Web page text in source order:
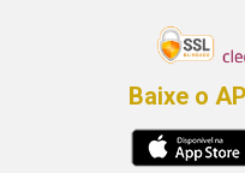
Baixe o